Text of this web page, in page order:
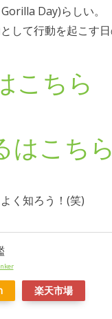
Day)らしい。
して行動を起こす日
こちら
はこちら
く知ろう！(笑)
楽天市場